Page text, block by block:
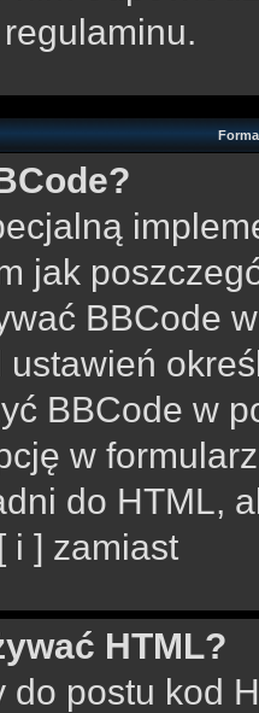
jak
BBCode
BBCode w
w
do HTML,
i ] zamiast
HTML?
do postu kod